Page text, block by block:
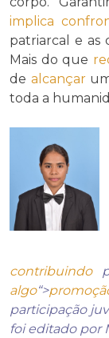
implica
patriarcal e as
Mais do que
de alcançar
toda a
contribuindo
algo“>
participação
foi editado por